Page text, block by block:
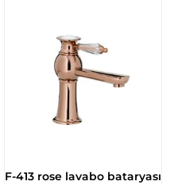
F-413 rose lavabo bataryası